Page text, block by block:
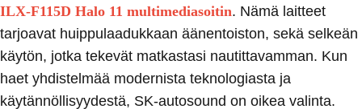
ILX-F115D Halo 11 multimediasoitin. Nämä laitteet
tarjoavat huippulaadukkaan äänentoiston, sekä selkeän
käytön, jotka tekevät matkastasi nautittavamman. Kun
haet yhdistelmää modernista teknologiasta ja
käytännöllisyydestä, SK-autosound on oikea valinta.